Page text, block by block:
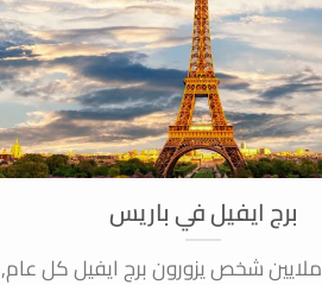
برج ايفيل في باريس
أكثر من 7 ملايين شخص يزورون برج ايفيل كل عام,